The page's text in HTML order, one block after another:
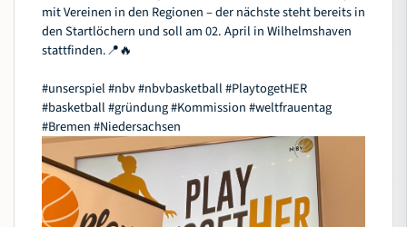
mit Vereinen in den Regionen – der nächste steht bereits in
den Startlöchern und soll am 02. April in Wilhelmshaven
stattfinden.📍🔥
#unserspiel#nbv#nbvbasketball#PlaytogetHER
#basketball#gründung#Kommission#weltfrauentag
#Bremen#Niedersachsen